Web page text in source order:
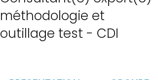
méthodologie et
outillage test - CDI